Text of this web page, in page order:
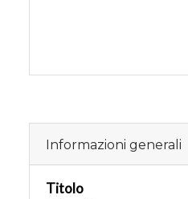
Informazioni generali
Titolo